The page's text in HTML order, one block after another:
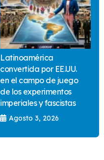
Latinoamérica
convertida por EE.UU.
en el campo de juego
de los experimentos
imperiales y fascistas
Agosto 3, 2026